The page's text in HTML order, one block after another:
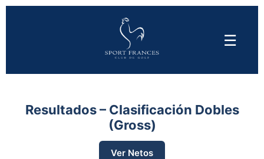
☰
Resultados – Clasificación Dobles
(Gross)
Ver Netos